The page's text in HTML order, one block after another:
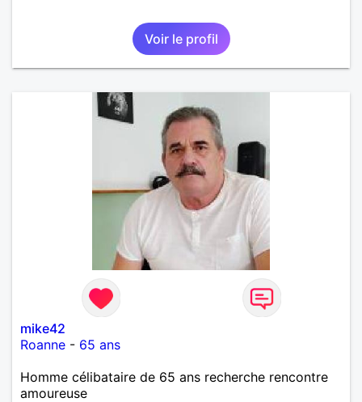
Voir le profil
mike42
Roanne - 65 ans
Homme célibataire de 65 ans recherche rencontre
amoureuse